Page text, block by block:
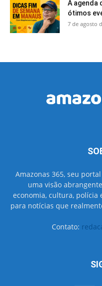
A agenda
ótimos
7 de agosto
Amazonas 365, seu
uma visão
economia, cultura, polícia
para notícias que
Contato: